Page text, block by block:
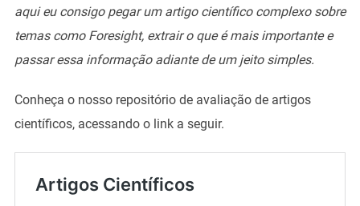
aqui eu consigo pegar um artigo científico complexo sobre
temas como Foresight, extrair o que é mais importante e
passar essa informação adiante de um jeito simples.
Conheça o nosso repositório de avaliação de artigos
científicos, acessando o link a seguir.